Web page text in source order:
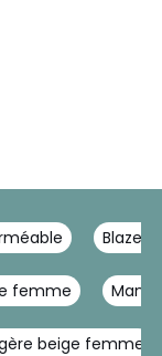
Blazer
femme
beige femme